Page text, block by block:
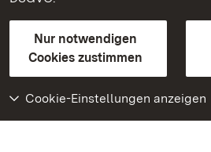
Nur notwendigen
Cookies zustimmen
Cookie-Einstellungen anzeigen
GebärdenspracheLeichte Sprache
Erklärung zur Barrierefreiheit
BITV-konform (geprüfte Seiten)
Weiteres